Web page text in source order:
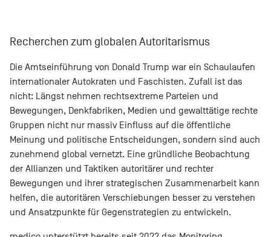
Recherchen zum globalen Autoritarismus
Die Amtseinführung von Donald Trump war ein Schaulaufen
internationaler Autokraten und Faschisten. Zufall ist das
nicht: Längst nehmen rechtsextreme Parteien und
Bewegungen, Denkfabriken, Medien und gewalttätige rechte
Gruppen nicht nur massiv Einfluss auf die öffentliche
Meinung und politische Entscheidungen, sondern sind auch
zunehmend global vernetzt. Eine gründliche Beobachtung
der Allianzen und Taktiken autoritärer und rechter
Bewegungen und ihrer strategischen Zusammenarbeit kann
helfen, die autoritären Verschiebungen besser zu verstehen
und Ansatzpunkte für Gegenstrategien zu entwickeln.